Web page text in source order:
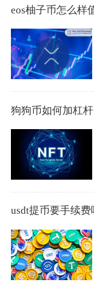
eos柚子币怎么样
狗狗币如何加杠杆
usdt提币要手续费